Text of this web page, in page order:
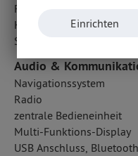
Fahrer- /Beifahrerairbag
Kopfairbag vorn
Seitenairbag vorn
Audio &
Navigationssystem
Radio
zentrale Bedieneinheit
Multi-Funktions-Display
USB Anschluss,
Einrichten